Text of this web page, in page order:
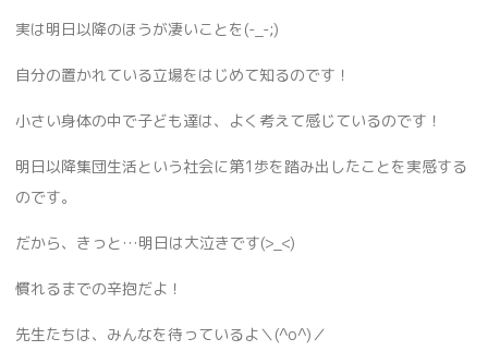
実は明日以降のほうが凄いことを(-_-;)
自分の置かれている立場をはじめて知るのです！
小さい身体の中で子ども達は、よく考えて感じているのです！
明日以降集団生活という社会に第1歩を踏み出したことを実感する
のです。
だから、きっと…明日は大泣きです(>_<)
慣れるまでの辛抱だよ！
先生たちは、みんなを待っているよ＼(^o^)／